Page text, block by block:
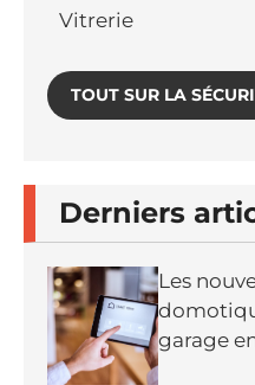
Vitrerie
TOUT SUR LA
Derniers
Les
garage